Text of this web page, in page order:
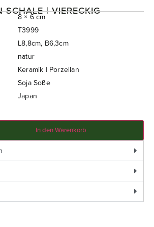
| VIERECKIG
8 × 6 cm
T3999
L8,8cm, B6,3cm
natur
Keramik | Porzellan
Soja Soße
Japan
In den Warenkorb